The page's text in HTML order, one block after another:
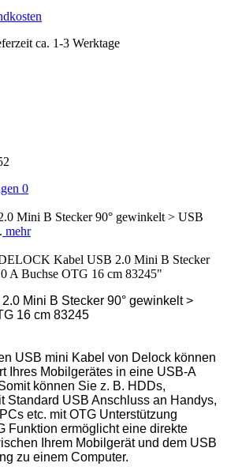
ca. 1-3 Werktage
0
Mini B Stecker 90° gewinkelt > USB
mehr
Kabel USB 2.0 Mini B Stecker
A Buchse OTG 16 cm 83245"
Mini B Stecker 90° gewinkelt >
16 cm 83245
USB mini Kabel von Delock können
Ihres Mobilgerätes in eine USB-A
können Sie z. B. HDDs,
Standard USB Anschluss an Handys,
etc. mit OTG Unterstützung
Funktion ermöglicht eine direkte
Ihrem Mobilgerät und dem USB
zu einem Computer.